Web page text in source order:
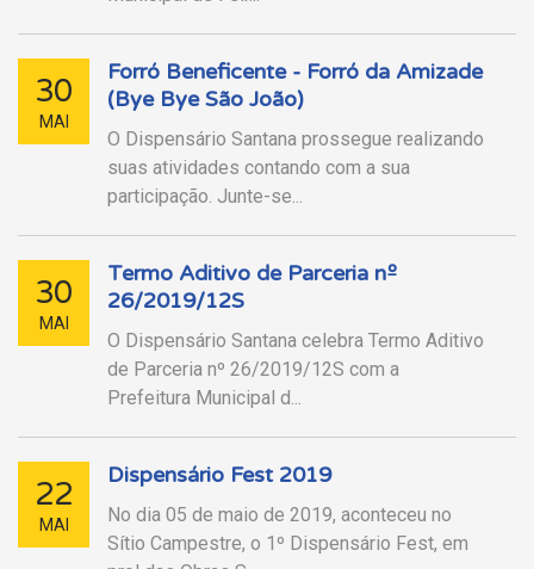
30
MAI
Forró Beneficente - Forró da Amizade
(Bye Bye São João)
O Dispensário Santana prossegue realizando
suas atividades contando com a sua
participação. Junte-se...
30
MAI
Termo Aditivo de Parceria nº
26/2019/12S
O Dispensário Santana celebra Termo Aditivo
de Parceria nº 26/2019/12S com a
Prefeitura Municipal d...
22
MAI
Dispensário Fest 2019
No dia 05 de maio de 2019, aconteceu no
Sítio Campestre, o 1º Dispensário Fest, em